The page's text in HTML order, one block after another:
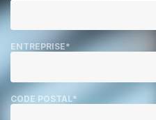
ENTREPRISE*
CODE POSTAL*